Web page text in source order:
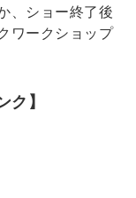
、ショー終了後
ワークショップ
ク】